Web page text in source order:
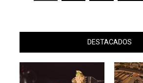
entradas
DESTACADOS